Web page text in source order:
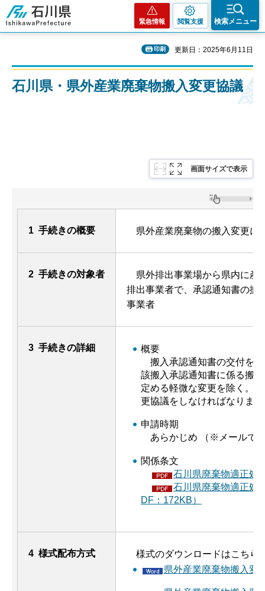
石川県
緊急情報 閲覧支援 検索メニュー
印刷 更新日：2025年6月11日
石川県・県外産業廃棄物搬入変更協議
画面サイズで表示
1 手続きの概要 県外産業廃棄物の搬入変更に
2 手続きの対象者
県外排出事業場から県内に産
排出事業者で、承認通知書の搬
事業者
3 手続きの詳細
概要
搬入承認通知書の交付を
該搬入承認通知書に係る搬
定める軽微な変更を除く。
更協議をしなければなりま
申請時期
あらかじめ （※メールで
関係条文
石川県廃棄物適正処
石川県廃棄物適正処
DF：172KB）
4 様式配布方式
様式のダウンロードはこちら
県外産業廃棄物搬入変